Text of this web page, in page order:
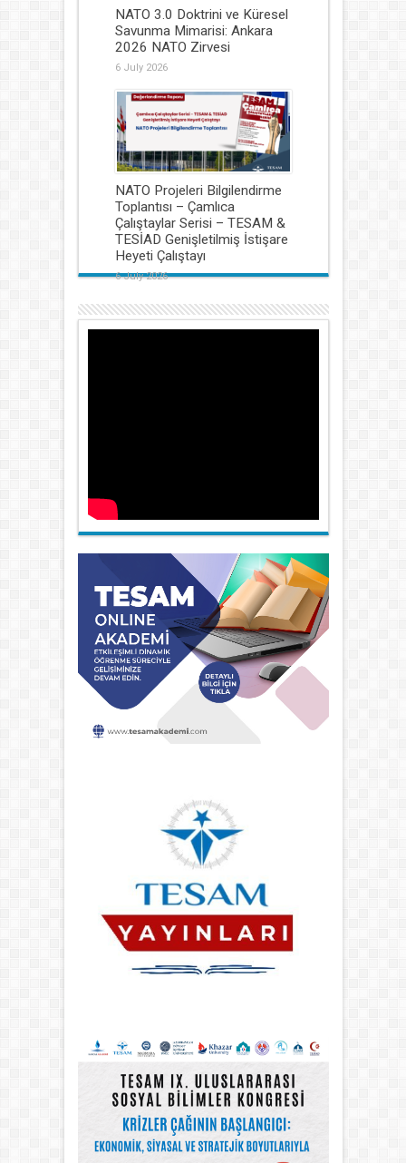
NATO 3.0 Doktrini ve Küresel
Savunma Mimarisi: Ankara
2026 NATO Zirvesi
6 July 2026
NATO Projeleri Bilgilendirme
Toplantısı – Çamlıca
Çalıştaylar Serisi – TESAM &
TESİAD Genişletilmiş İstişare
Heyeti Çalıştayı
6 July 2026